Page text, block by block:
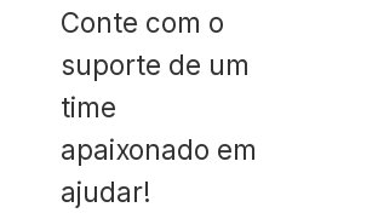
Conte com o
suporte de um
time
apaixonado em
ajudar!